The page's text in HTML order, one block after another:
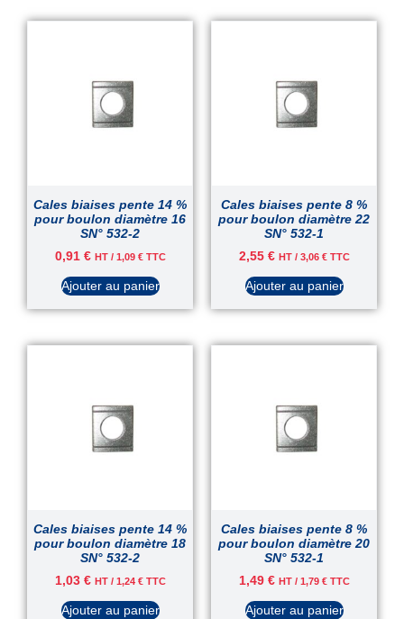
Cales biaises pente 14 %
pour boulon diamètre 16
SN° 532-2
0,91 € HT / 1,09 €TTC
Ajouter au panier
Cales biaises pente 8 %
pour boulon diamètre 22
SN° 532-1
2,55 € HT / 3,06 €TTC
Ajouter au panier
Cales biaises pente 14 %
pour boulon diamètre 18
SN° 532-2
1,03 € HT / 1,24 €TTC
Ajouter au panier
Cales biaises pente 8 %
pour boulon diamètre 20
SN° 532-1
1,49 € HT / 1,79 €TTC
Ajouter au panier